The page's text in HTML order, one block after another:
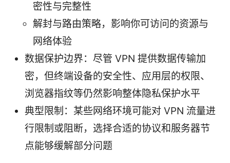
密性与完整性
解封与路由策略，影响你可访问的资源与
网络体验
数据保护边界：尽管 VPN 提供数据传输加
密，但终端设备的安全性、应用层的权限、
浏览器指纹等仍然影响整体隐私保护水平
典型限制：某些网络环境可能对 VPN 流量进
行限制或阻断，选择合适的协议和服务器节
点能够缓解部分问题